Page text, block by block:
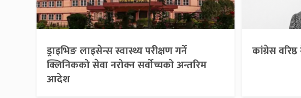
ड्राइभिङ लाइसेन्स स्वास्थ्य परीक्षण गर्ने
क्लिनिकको सेवा नरोक्न सर्वोच्चको अन्तरिम
आदेश
कांग्रेस